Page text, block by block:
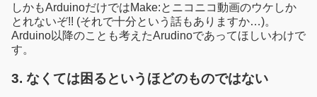
しかもArduinoだけではMake:とニコニコ動画のウケしか
とれないぞ!! (それで十分という話もありますか…)。
Arduino以降のことも考えたArudinoであってほしいわけで
す。
3. なくては困るというほどのものではない